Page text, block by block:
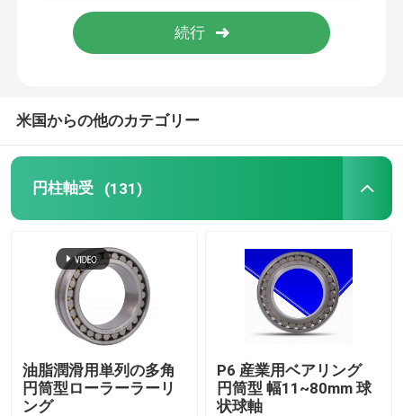
十字の軸受
直動ベアリング
旋回リングベアリング
ダイ カストの部品は
米国からの他のカテゴリー
円柱軸受 (131)
油脂潤滑用単列の多角
円筒型ローラーラーリ
ング
P6 産業用ベアリング
円筒型 幅11~80mm 球
状球軸